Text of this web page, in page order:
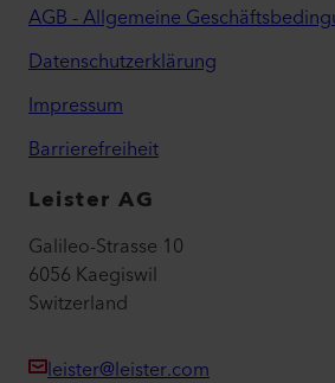
AGB - Allgemeine
Datenschutzerklärung
Impressum
Barrierefreiheit
Leister AG
Galileo-Strasse 10
6056 Kaegiswil
Switzerland
leister@leister.com